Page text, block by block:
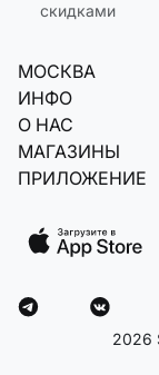
скидками
МОСКВА
ИНФО
О НАС
МАГАЗИНЫ
ПРИЛОЖЕНИЕ
2026